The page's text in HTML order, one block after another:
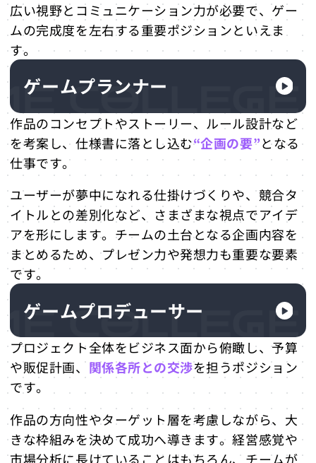
広い視野とコミュニケーション力が必要で、ゲー
ムの完成度を左右する重要ポジションといえま
す。
ゲームプランナー
作品のコンセプトやストーリー、ルール設計など
を考案し、仕様書に落とし込む“企画の要”となる
仕事です。
ユーザーが夢中になれる仕掛けづくりや、競合タ
イトルとの差別化など、さまざまな視点でアイデ
アを形にします。チームの土台となる企画内容を
まとめるため、プレゼン力や発想力も重要な要素
です。
ゲームプロデューサー
プロジェクト全体をビジネス面から俯瞰し、予算
や販促計画、関係各所との交渉を担うポジション
です。
作品の方向性やターゲット層を考慮しながら、大
きな枠組みを決めて成功へ導きます。経営感覚や
市場分析に長けていることはもちろん、チームが